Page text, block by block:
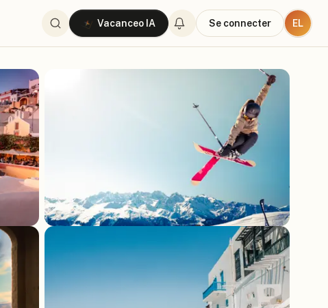
Vacanceo IA Se connecter EL